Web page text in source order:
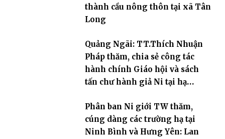
thành cầu nông thôn tại xã Tân
Long
Quảng Ngãi: TT.Thích Nhuận
Pháp thăm, chia sẻ công tác
hành chính Giáo hội và sách
tấn chư hành giả Ni tại hạ
tỉnh
Phân ban Ni giới TW thăm,
cúng dàng các trường hạ tại
Ninh Bình và Hưng Yên: Lan